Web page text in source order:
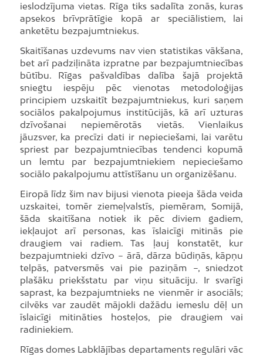
ieslodzījuma vietas. Rīga tiks sadalīta zonās, kuras
apsekos brīvprātīgie kopā ar speciālistiem, lai
anketētu bezpajumtniekus.
Skaitīšanas uzdevums nav vien statistikas vākšana,
bet arī padziļināta izpratne par bezpajumtniecības
būtību. Rīgas pašvaldības dalība šajā projektā
sniegtu iespēju pēc vienotas metodoloģijas
principiem uzskaitīt bezpajumtniekus, kuri saņem
sociālos pakalpojumus institūcijās, kā arī uzturas
dzīvošanai nepiemērotās vietās. Vienlaikus
jāuzsver, ka precīzi dati ir nepieciešami, lai varētu
spriest par bezpajumtniecības tendenci kopumā
un lemtu par bezpajumtniekiem nepieciešamo
sociālo pakalpojumu attīstīšanu un organizēšanu.
Eiropā līdz šim nav bijusi vienota pieeja šāda veida
uzskaitei, tomēr ziemeļvalstīs, piemēram, Somijā,
šāda skaitīšana notiek ik pēc diviem gadiem,
iekļaujot arī personas, kas īslaicīgi mitinās pie
draugiem vai radiem. Tas ļauj konstatēt, kur
bezpajumtnieki dzīvo – ārā, dārza būdiņās, kāpņu
telpās, patversmēs vai pie paziņām –, sniedzot
plašāku priekšstatu par viņu situāciju. Ir svarīgi
saprast, ka bezpajumtnieks ne vienmēr ir asociāls;
cilvēks var zaudēt mājokli dažādu iemeslu dēļ un
īslaicīgi mitināties hosteļos, pie draugiem vai
radiniekiem.
Rīgas domes Labklājības departaments regulāri vāc